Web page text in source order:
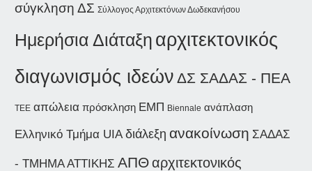
σύγκληση ΔΣ Σύλλογος Αρχιτεκτόνων Δωδεκανήσου
Ημερήσια Διάταξη αρχιτεκτονικός
διαγωνισμός ιδεών ΔΣ ΣΑΔΑΣ - ΠΕΑ
ΤΕΕ απώλεια πρόσκληση ΕΜΠ Biennale ανάπλαση
Ελληνικό Τμήμα UIA διάλεξη ανακοίνωση ΣΑΔΑΣ
- ΤΜΗΜΑ ΑΤΤΙΚΗΣ ΑΠΘαρχιτεκτονικός